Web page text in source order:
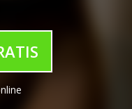
senza coinvolgimenti
non è un normale
dove poter trovare
tua vita,
o di donne in
sesso orale, sesso